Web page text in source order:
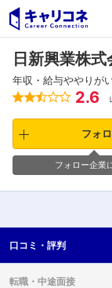
日新興業株式
年収・給与ややりが
2.6
フォ
フォロー企業
口コミ・ 評判
転職・ 中途面接